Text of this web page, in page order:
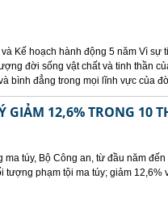
Kế hoạch hành động 5 năm Vì sự
đời sống vật chất và tinh thần
bình đẳng trong mọi lĩnh vực của
GIẢM 12,6% TRONG 10
túy, Bộ Công an, từ đầu năm
tượng phạm tội ma túy; giảm 12,6%